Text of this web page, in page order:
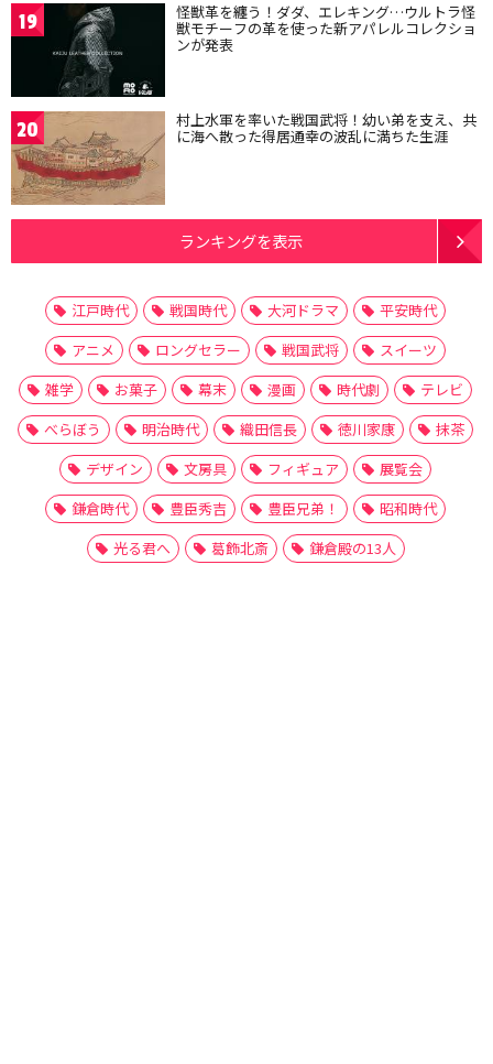
19 怪獣革を纏う！ダダ、エレキング…ウルトラ怪
獣モチーフの革を使った新アパレルコレクショ
ンが発表
20 村上水軍を率いた戦国武将！幼い弟を支え、共
に海へ散った得居通幸の波乱に満ちた生涯
ランキングを表示
江戸時代 戦国時代 大河ドラマ
平安時代
アニメ
ロングセラー 戦国武将
スイーツ
雑学
お菓子 幕末 漫画 時代劇
テレビ
べらぼう
明治時代 織田信長 徳川家康
抹茶
デザイン
文房具 フィギュア
展覧会
鎌倉時代
豊臣秀吉 豊臣兄弟！
昭和時代
光る君へ
葛飾北斎 鎌倉殿の13人